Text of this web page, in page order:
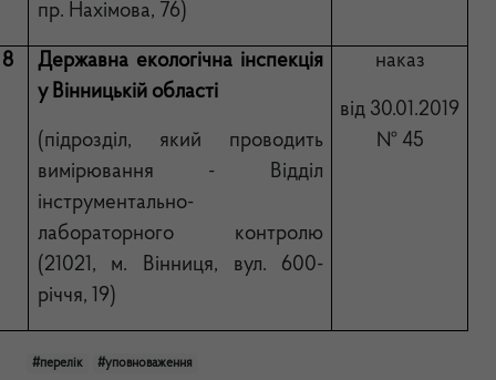
пр. Нахімова, 76)
8
Державна екологічна інспекція
у Вінницькій області
(підрозділ, який проводить
вимірювання - Відділ
інструментально-
лабораторного контролю
(21021, м. Вінниця, вул. 600-
річчя, 19)
наказ
від 30.01.2019
№ 45
#перелік #уповноваження